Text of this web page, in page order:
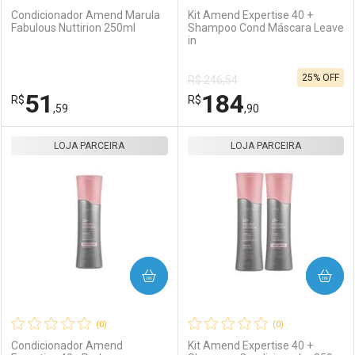
Comprar sem Desconto
Por R$ 37,59/cada
Por R$ 37,59/cada
Comprar sem Desconto
Por R$ 45,59/cada
Comprar sem Desconto
Por R$ 45,59/cada
Condicionador Amend Marula
Fabulous Nuttirion 250ml
R$51 ,59
Laboratório
Por Menos
Kit Amend Expertise 40 +
Shampoo Cond Máscara Leave
in
R$ 246,54
R$184,90
25% OFF
Laboratório
Por Menos
(0)
Condicionador Amend
LOJA PARCEIRA
COMPRAR
(0)
Kit Amend Expertise 40 +
LOJA PARCEIRA
COMPRAR